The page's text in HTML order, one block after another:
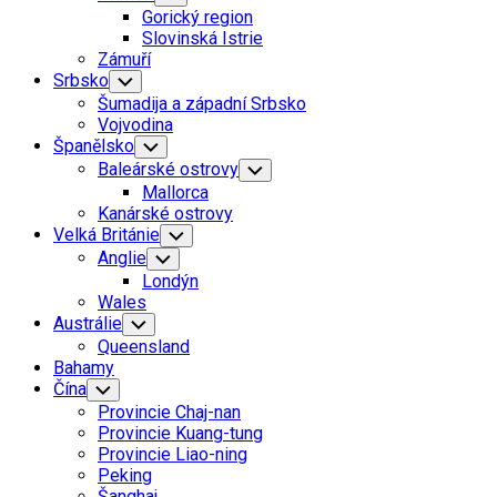
Child
Menu
Gorický region
Slovinská Istrie
Zámuří
Srbsko Toggle
Child
Menu
Šumadija a západní Srbsko
Vojvodina
Španělsko Toggle
Child
Menu
Baleárské ostrovy Toggle
Child
Mallorca
Kanárské ostrovy
Velká Británie Toggle
Child
Menu
Anglie Toggle
Child
Menu
Londýn
Wales
Austrálie Toggle
Child
Menu
Queensland
Bahamy
Čína Toggle
Child
Menu
Provincie Chaj-nan
Provincie Kuang-tung
Provincie Liao-ning
Peking